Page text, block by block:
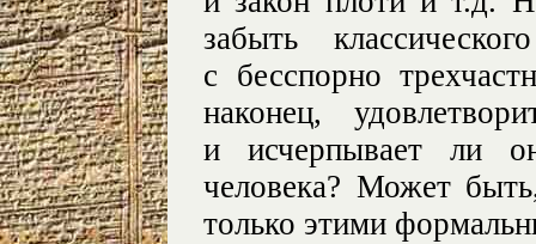
забыть
с бесспорно
наконец,
и исчерпывает ли
человека? Может
только этими